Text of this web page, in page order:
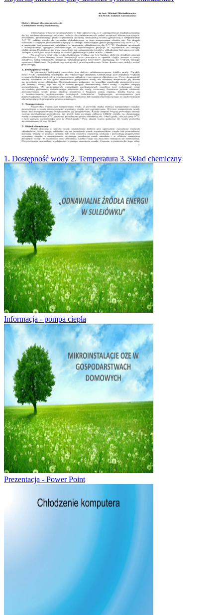
1. Dostępność wody 2. Temperatura 3. Skład chemiczny
Informacja - pompa ciepła
Prezentacja - Power Point